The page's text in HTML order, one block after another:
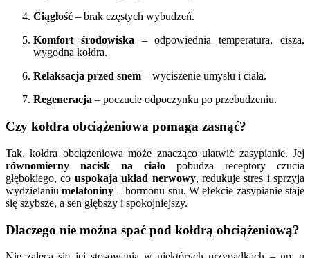
Ciągłość – brak częstych wybudzeń.
Komfort środowiska – odpowiednia temperatura, cisza,
wygodna kołdra.
Relaksacja przed snem – wyciszenie umysłu i ciała.
Regeneracja – poczucie odpoczynku po przebudzeniu.
Czy kołdra obciążeniowa pomaga zasnąć?
Tak, kołdra obciążeniowa może znacząco ułatwić zasypianie. Jej
równomierny nacisk na ciało pobudza receptory czucia
głębokiego, co uspokaja układ nerwowy, redukuje stres i sprzyja
wydzielaniumelatoniny – hormonu snu. W efekcie zasypianie staje
się szybsze, a sen głębszy i spokojniejszy.
Dlaczego nie można spać pod kołdrą obciążeniową?